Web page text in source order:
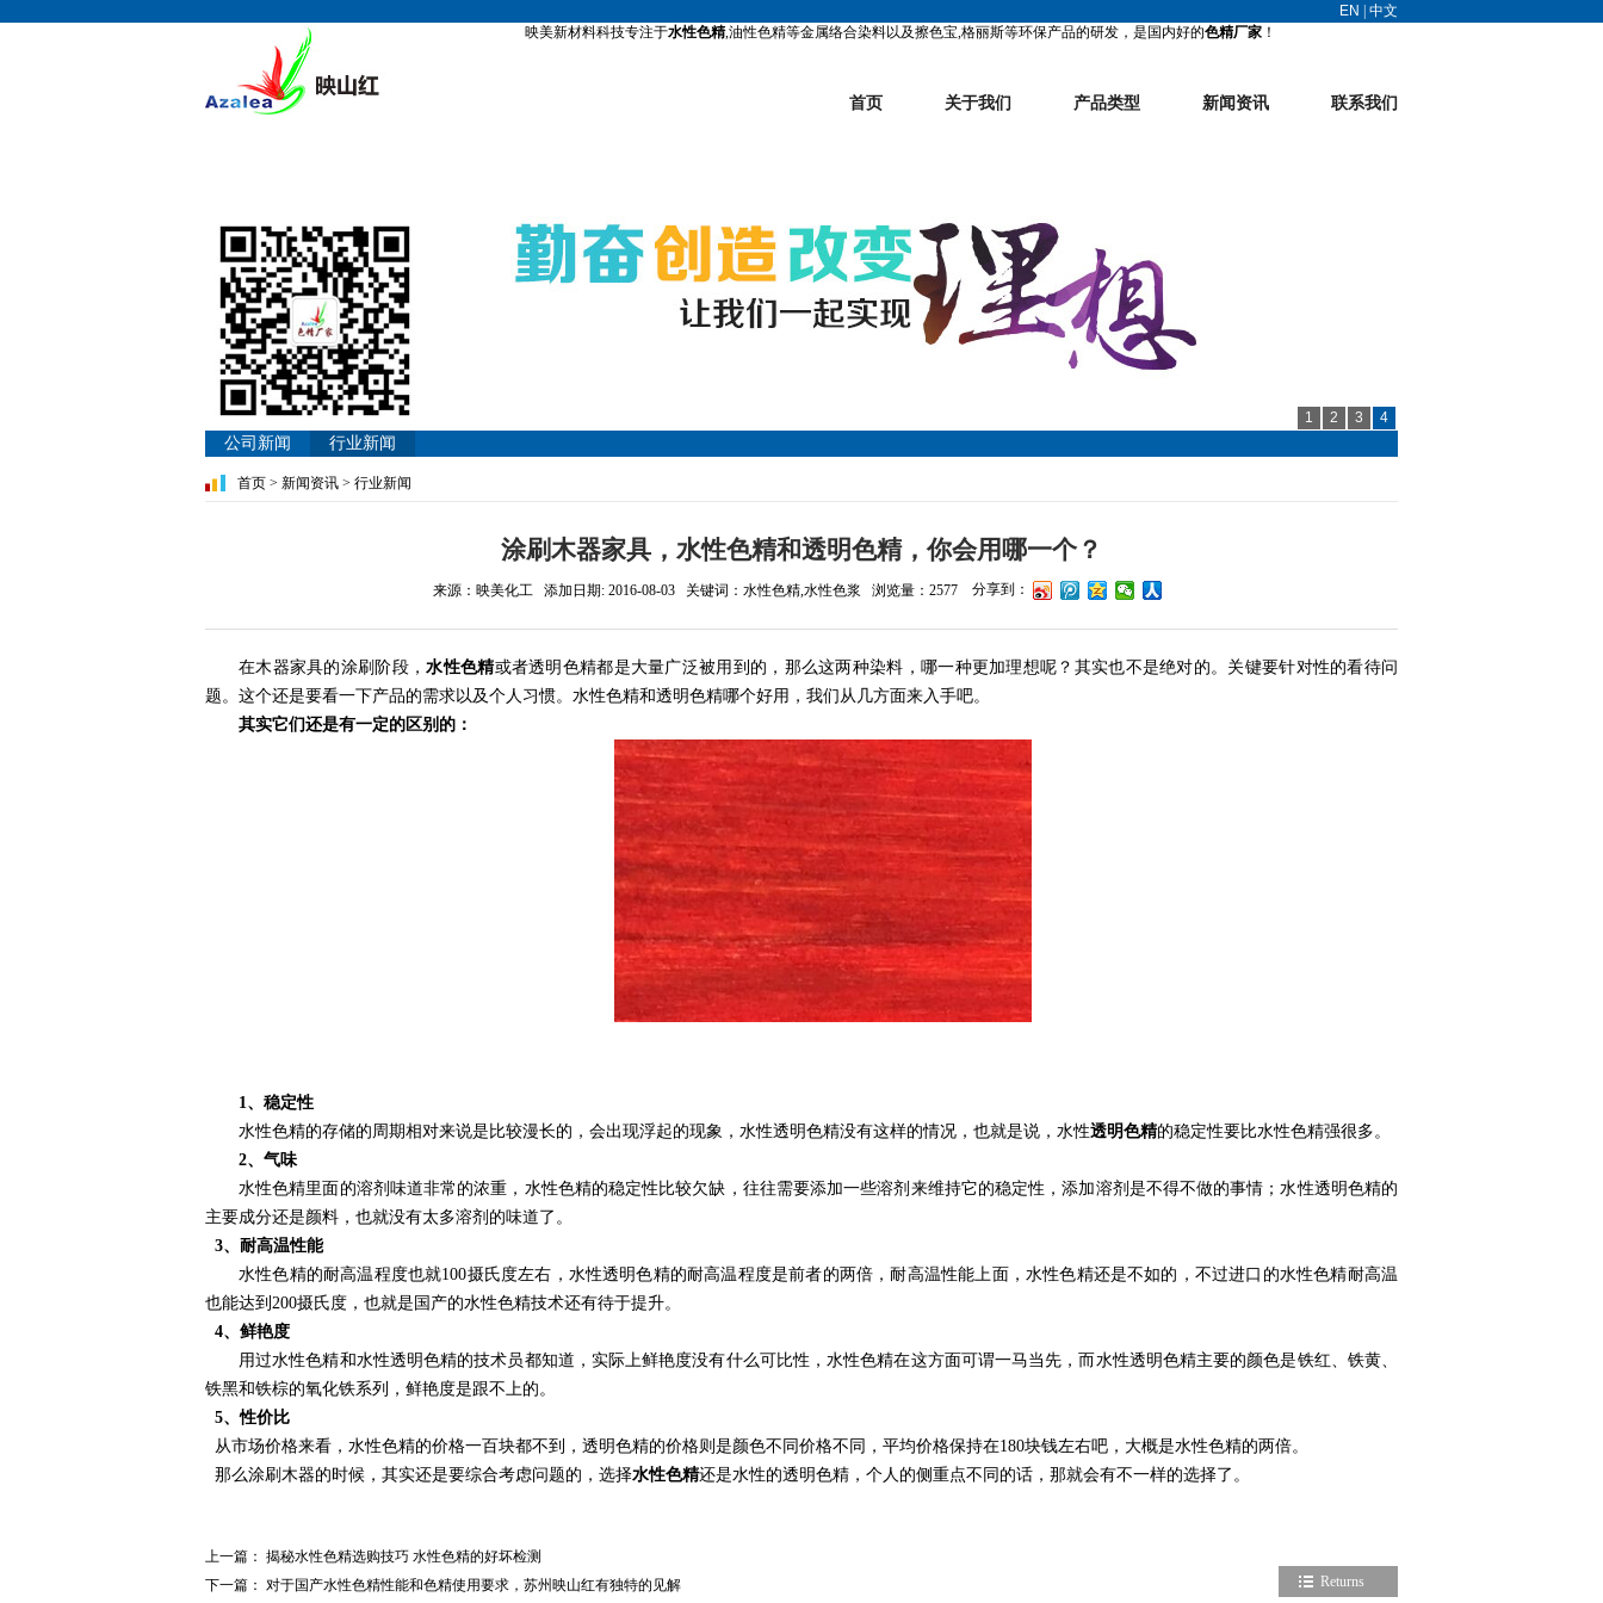
EN
中文
映美新材料科技专注于水性色精,油性色精等金属络合染料以及擦色宝,格丽斯等环保产品的研发，是国内好的色精厂家！
首页 关于我们 产品类型 新闻资讯 联系我们
1 2 3 4
公司新闻 行业新闻
首页 > 新闻资讯 > 行业新闻
涂刷木器家具，水性色精和透明色精，你会用哪一个？
来源：映美化工 添加日期: 2016-08-03 关键词：水性色精,水性色浆 浏览量：2577 分享到：
在木器家具的涂刷阶段，水性色精或者透明色精都是大量广泛被用到的，那么这两种染料，哪一种更加理想呢？其实也不是绝对的。关键要针对性的看待问
题。这个还是要看一下产品的需求以及个人习惯。水性色精和透明色精哪个好用，我们从几方面来入手吧。
其实它们还是有一定的区别的：
1、 稳定性
水性色精的存储的周期相对来说是比较漫长的，会出现浮起的现象，水性透明色精没有这样的情况，也就是说，水性透明色精的稳定性要比水性色精强很多。
2、 气味
水性色精里面的溶剂味道非常的浓重，水性色精的稳定性比较欠缺，往往需要添加一些溶剂来维持它的稳定性，添加溶剂是不得不做的事情；水性透明色精的
主要成分还是颜料，也就没有太多溶剂的味道了。
3、 耐高温性能
水性色精的耐高温程度也就100摄氏度左右，水性透明色精的耐高温程度是前者的两倍，耐高温性能上面，水性色精还是不如的，不过进口的水性色精耐高温
也能达到 200摄氏度，也就是国产的水性色精技术还有待于提升。
4、 鲜艳度
用过水性色精和水性透明色精的技术员都知道，实际上鲜艳度没有什么可比性，水性色精在这方面可谓一马当先，而水性透明色精主要的颜色是铁红、铁黄、
铁黑和铁棕的氧化铁系列，鲜艳度是跟不上的。
5、性价比
从市场价格来看，水性色精的价格一百块都不到，透明色精的价格则是颜色不同价格不同，平均价格保持在180块钱左右吧，大概是水性色精的两倍。
那么涂刷木器的时候，其实还是要综合考虑问题的，选择水性色精还是水性的透明色精，个人的侧重点不同的话，那就会有不一样的选择了。
上一篇： 揭秘水性色精选购技巧 水性色精的好坏检测
下一篇： 对于国产水性色精性能和色精使用要求，苏州映山红有独特的见解 Returns